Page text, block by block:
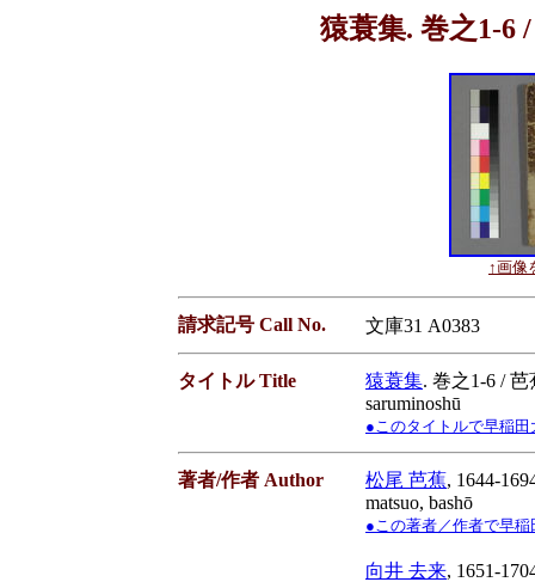
猿蓑集. 巻之1-6
↑画像
請求記号 Call No. 文庫31 A0383
タイトル Title 猿蓑集. 巻之1-6 /
saruminoshū
●このタイトルで早稲田
著者/作者 Author 松尾 芭蕉, 1644-
matsuo, bashō
●この著者／作者で早稲
向井 去来, 1651-